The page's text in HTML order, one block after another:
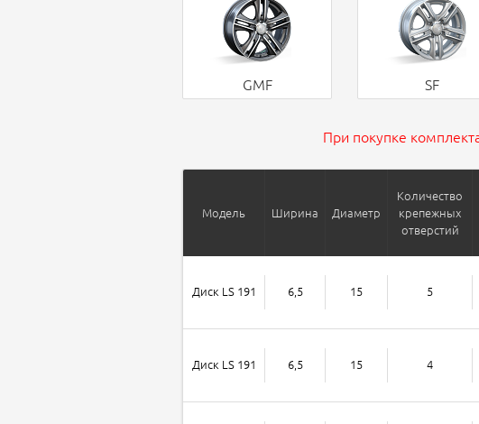
GMF SF
При покупке
Модель Ширина Диаметр
Количество
крепежных
отверстий
Диск LS 191 6,5 15 5
Диск LS 191 6,5 15 4